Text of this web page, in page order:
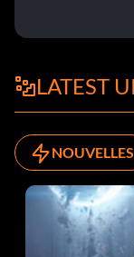
LATEST
NOUVELLES